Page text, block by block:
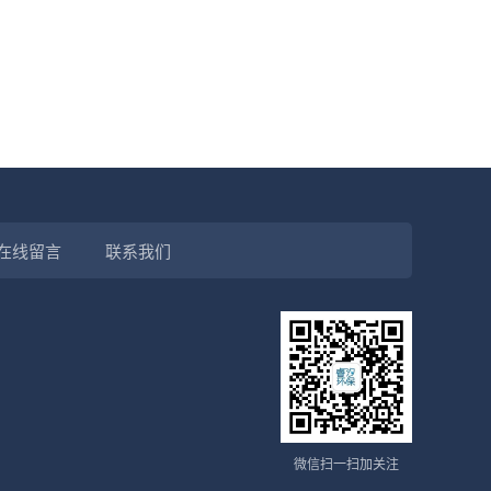
线留言 联系我们
微信扫一扫加关注